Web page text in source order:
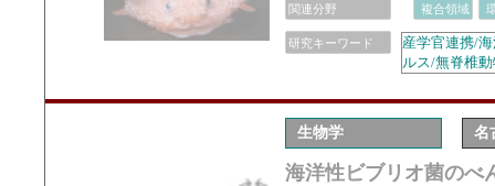
関連分野 複合領域
研究キーワード
産学官連携/
ルス/無脊椎
生物学 名
海洋性ビブリオ菌のべ